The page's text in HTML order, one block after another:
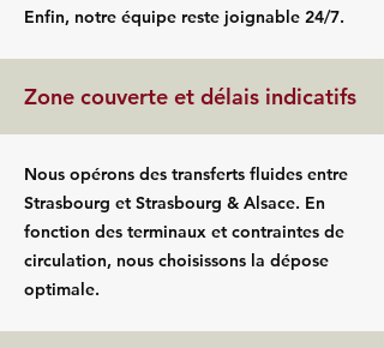
Enfin, notre équipe reste joignable 24/7.
Zone couverte et délais indicatifs
Nous opérons des transferts fluides entre
Strasbourg et Strasbourg & Alsace. En
fonction des terminaux et contraintes de
circulation, nous choisissons la dépose
optimale.